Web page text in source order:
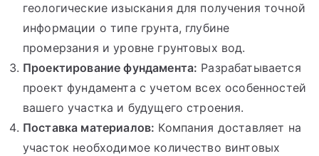
геологические изыскания для получения точной
информации о типе грунта, глубине
промерзания и уровне грунтовых вод.
Проектирование фундамента: Разрабатывается
проект фундамента с учетом всех особенностей
вашего участка и будущего строения.
Поставка материалов: Компания доставляет на
участок необходимое количество винтовых